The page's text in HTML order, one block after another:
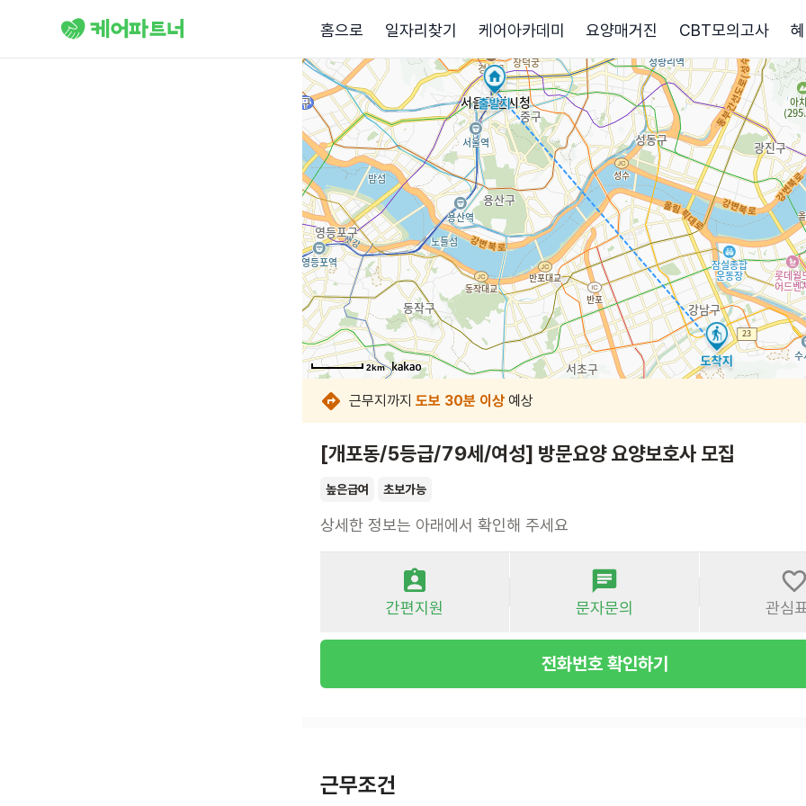
홈으로 일자리찾기 케어아카데미 요양매거진 CBT모의고사
2km
2km
2km
2km
2km
2km
2km
2km
근무지까지 도보 30분 이상 예상
[개포동/5등급/79세/여성] 방문요양 요양보호사 모집
높은급여 초보가능
상세한 정보는 아래에서 확인해 주세요
간편지원 문자문의 관심
전화번호 확인하기
근무조건